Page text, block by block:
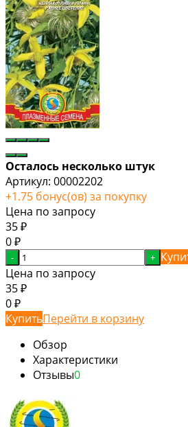
Осталось несколько штук
Артикул: 00002202
+1.75 бонус(ов) за покупку
Цена по запросу
35 ₽
0 ₽
- +
Цена по запросу
35 ₽
0 ₽
КупитьПерейти в корзину
Обзор
Характеристики
Отзывы0